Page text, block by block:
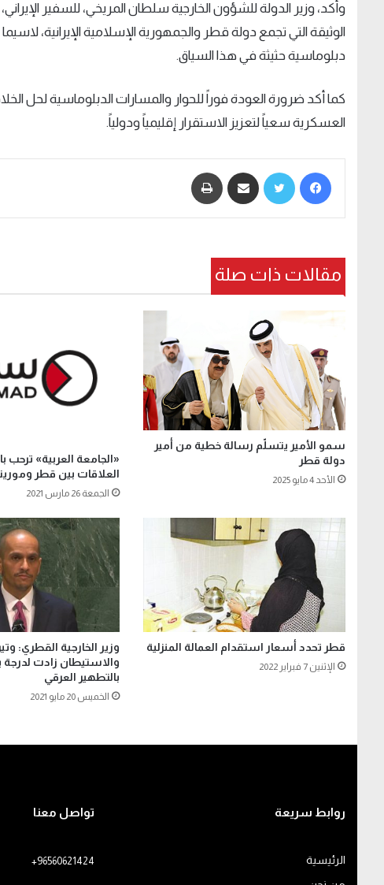
وأكد، وزير الدولة للشؤون الخارجية سلطان المريخي، للسفير
الوثيقة التي تجمع دولة قطر والجمهورية الإسلامية الإيرانية،
دبلوماسية حثيثة في هذا السياق.
كما أكد ضرورة العودة فوراً للحوار والمسارات الدبلوماسية لحل
العسكرية سعياً لتعزيز الاستقرار إقليمياً ودولياً.
مقالات ذات صلة
سمو الأمير يتسلّم رسالة خطية من أمير
دولة قطر
الأحد 4 مايو 2025
«الجامعة العربية» ترحب
العلاقات بين قطر
الجمعة 26 مارس 2021
قطر تحدد أسعار استقدام العمالة المنزلية
الإثنين 7 فبراير 2022
وزير الخارجية القطري:
والاستيطان زادت
بالتطهير العرقي
الخميس 20 مايو 2021
روابط سريعة
الرئيسية
تواصل معنا
+96560621424